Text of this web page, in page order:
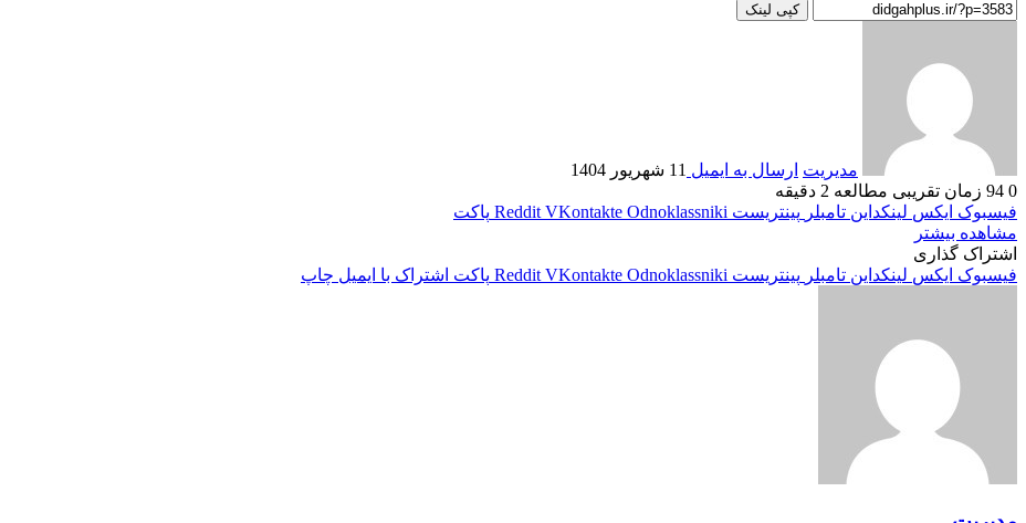
کپی لینک
مدیریت ارسال به ایمیل 11 شهریور 1404
0
زمان تقریبی مطالعه 2 دقیقه
فیسبوک ایکس لینکداین تامبلر پینتریست Reddit VKontakte Odnoklassniki
پاکت
مشاهده بیشتر
اشتراک گذاری
فیسبوک ایکس لینکداین تامبلر پینتریست Reddit VKontakte Odnoklassniki پاکت اشتراک با ایمیل چاپ